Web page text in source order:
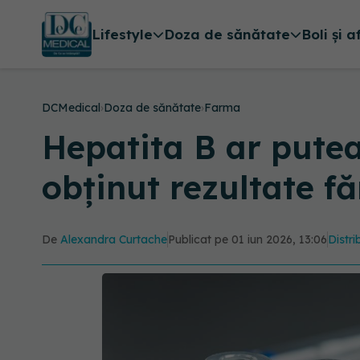
Lifestyle Doza de sănătate Boli și
DCMedical›Doza de sănătate›Farma
Hepatita B ar
obținut rezultate
De Alexandra CurtachePublicat pe 01 iun 2026, 13:06